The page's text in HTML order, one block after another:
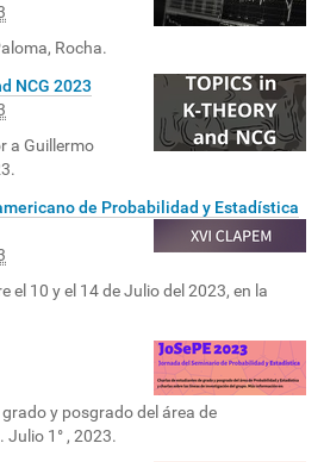
Rocha.
NCG 2023
a Guillermo
de Probabilidad y Estadística
el 10 y el 14 de Julio del 2023, en la
y posgrado del área de
1° , 2023.